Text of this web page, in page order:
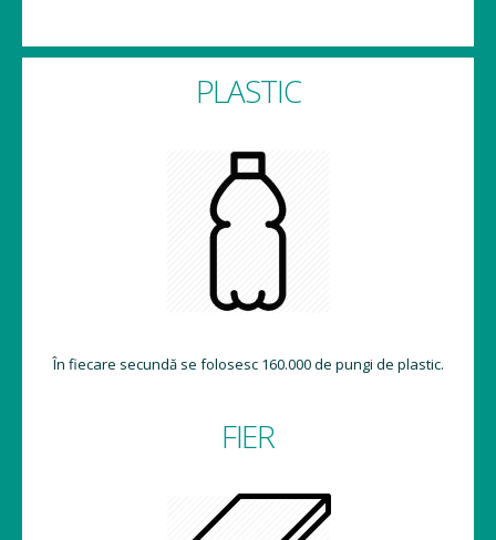
PLASTIC
În fiecare secundă se folosesc 160.000 de pungi de plastic.
FIER